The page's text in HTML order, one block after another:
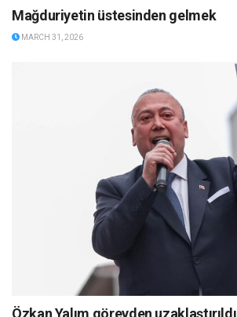
Mağduriyetin üstesinden gelmek
MARCH 31, 2026